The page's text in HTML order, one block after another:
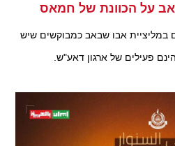
על הכוונת של חמאס
הכריז על 3 בכירים במליציית אבו שבאב כמבוקשים שיש
פעילים של ארגון דאע"ש.